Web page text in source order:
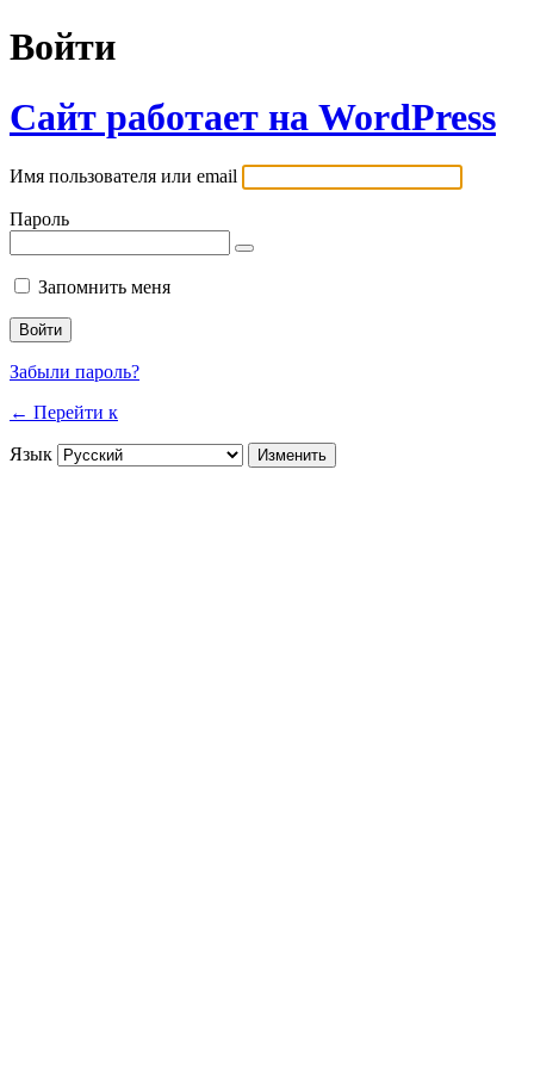
Войти
Сайт работает на WordPress
Имя пользователя или email
Пароль
Запомнить меня
Забыли пароль?
← Перейти к
Язык